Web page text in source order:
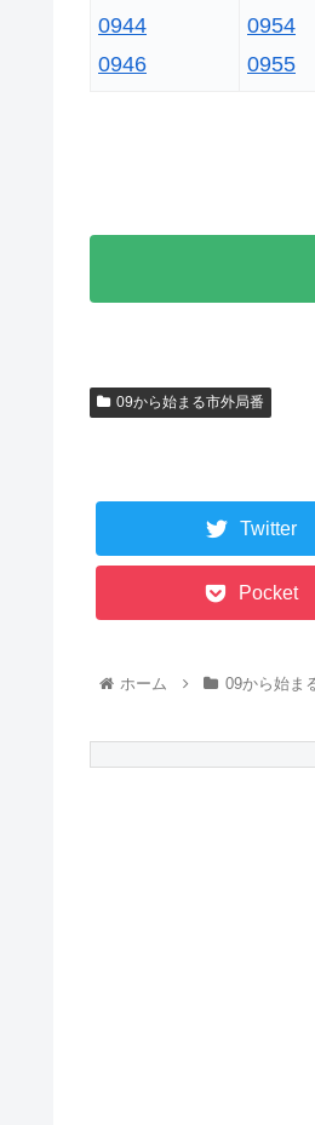
0944
0946
0954
0955
09から始まる市外局番
Twitter
Pocket
ホーム 09から始ま